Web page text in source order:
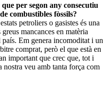
per segon any consecutiu
combustibles fòssils?
petroliers o gasistes és una
mancances en matèria
Em genera incomoditat i un
comprat, però el que està en
important que crec que, tot i
veu amb tanta força com